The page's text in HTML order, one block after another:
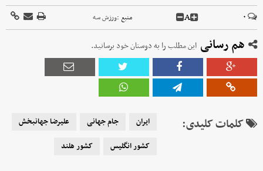
۰ A منبع :ورزش سه
هم رسانی این مطلب را به دوستان خود برسانید.
کلمات کلیدی: ایران جام جهانی
علیرضا جهانبخش
کشور انگلیس
کشور هلند